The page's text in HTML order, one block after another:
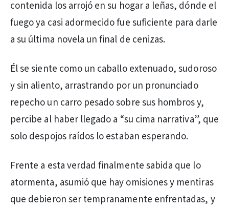
contenida los arrojó en su hogar a leñas, dónde el
fuego ya casi adormecido fue suficiente para darle
a su última novela un final de cenizas.
Él se siente como un caballo extenuado, sudoroso
y sin aliento, arrastrando por un pronunciado
repecho un carro pesado sobre sus hombros y,
percibe al haber llegado a “su cima narrativa”, que
solo despojos raídos lo estaban esperando.
Frente a esta verdad finalmente sabida que lo
atormenta, asumió que hay omisiones y mentiras
que debieron ser tempranamente enfrentadas, y